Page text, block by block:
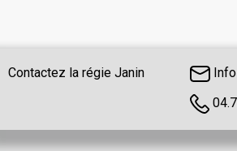
Contactez la régie Janin